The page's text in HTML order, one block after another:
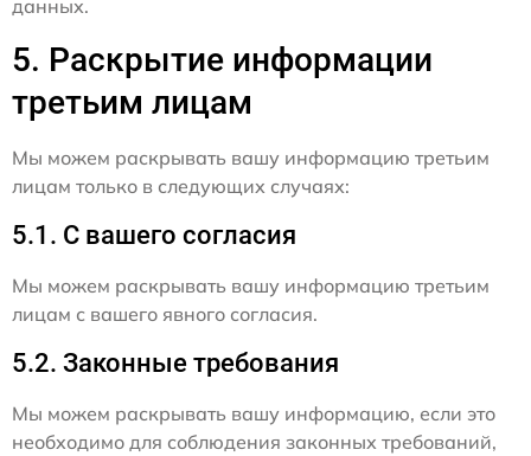
данных.
5. Раскрытие информации
третьим лицам
Мы можем раскрывать вашу информацию третьим
лицам только в следующих случаях:
5.1. С вашего согласия
Мы можем раскрывать вашу информацию третьим
лицам с вашего явного согласия.
5.2. Законные требования
Мы можем раскрывать вашу информацию, если это
необходимо для соблюдения законных требований,